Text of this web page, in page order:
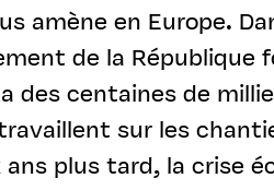
amène en Europe.
de la République
des centaines de
sur les
plus tard, la crise